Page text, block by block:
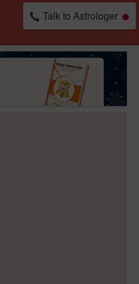
Talk to Astrologer